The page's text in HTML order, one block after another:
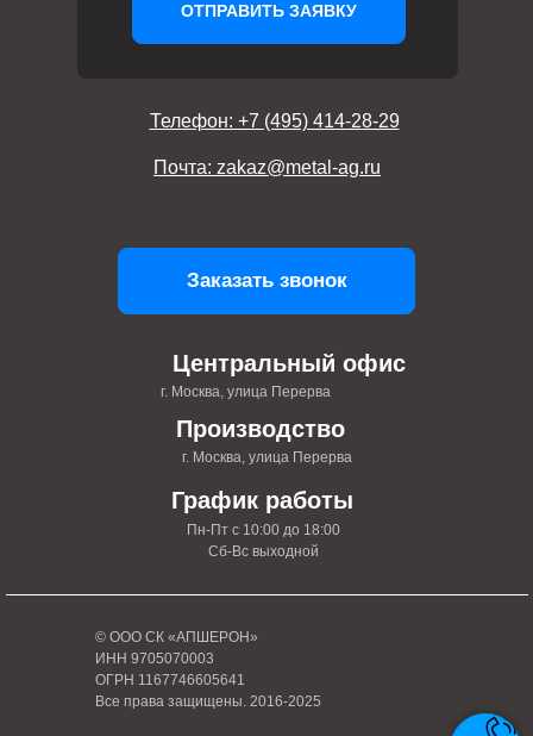
© ООО СК «АПШЕРОН»
ИНН 9705070003
ОГРН 1167746605641
Все права защищены. 2016-2025
ОТПРАВИТЬ ЗАЯВКУ
Центральный офис
г. Москва, улица Перерва
График работы
Пн-Пт с 10:00 до 18:00
Сб-Вс выходной
Производство
г. Москва, улица Перерва
Телефон: +7 (495) 414-28-29
Почта: zakaz@metal-ag.ru
Заказать звонок